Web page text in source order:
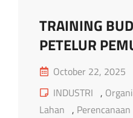
TRAINING
PETELUR
Posted
on
October 22, 2025
Cat
Links
INDUSTRI ,
Lahan , Perencanaan